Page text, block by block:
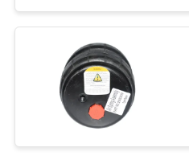
SITE
INTIMITÉ
POLITIQUE